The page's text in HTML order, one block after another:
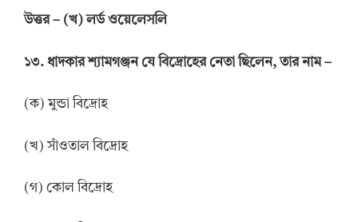
উত্তর– (খ) লর্ড ওয়েলেসলি
১৩. ধাদকার শ্যামগঞ্জন যে বিদ্রোহের নেতা ছিলেন, তার নাম –
(ক) মুন্ডা বিদ্রোহ
(খ) সাঁওতাল বিদ্রোহ
(গ) কোল বিদ্রোহ